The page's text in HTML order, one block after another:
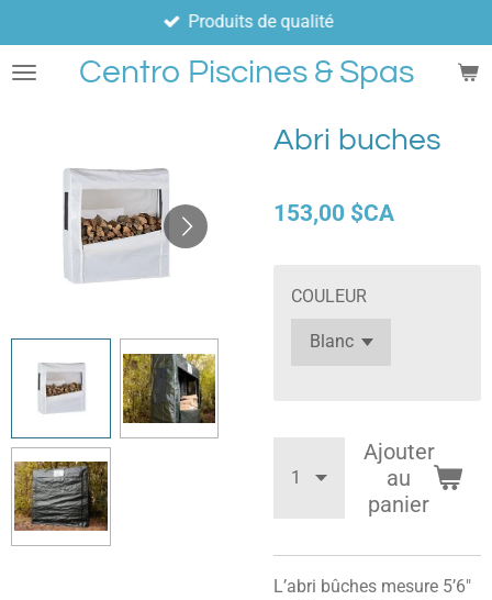
au
contenu Centro Piscines & Spas
Produits de qualité
Abri buches
153,00 $CA
COULEUR
Ajouter
au
panier
L’abri bûches mesure 5’6″